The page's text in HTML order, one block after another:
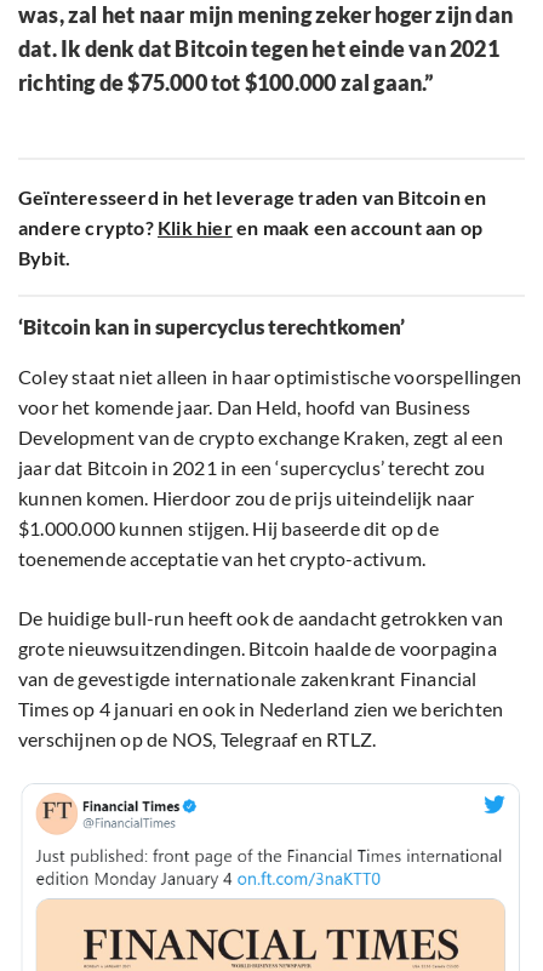
was, zal het naar mijn mening zeker hoger zijn dan
dat. Ik denk dat Bitcoin tegen het einde van 2021
richting de $75.000 tot $100.000 zal gaan.”
Geïnteresseerd in het leverage traden van Bitcoin en
andere crypto? Klik hieren maak een account aan op
Bybit.
‘Bitcoin kan in supercyclus terechtkomen’
Coley staat niet alleen in haar optimistische voorspellingen
voor het komende jaar. Dan Held, hoofd van Business
Development van de crypto exchange Kraken, zegt al een
jaar dat Bitcoin in 2021 in een ‘supercyclus’ terecht zou
kunnen komen. Hierdoor zou de prijs uiteindelijk naar
$1.000.000 kunnen stijgen. Hij baseerde dit op de
toenemende acceptatie van het crypto-activum.
De huidige bull-run heeft ook de aandacht getrokken van
grote nieuwsuitzendingen. Bitcoin haalde de voorpagina
van de gevestigde internationale zakenkrant Financial
Times op 4 januari en ook in Nederland zien we berichten
verschijnen op de NOS, Telegraaf en RTLZ.